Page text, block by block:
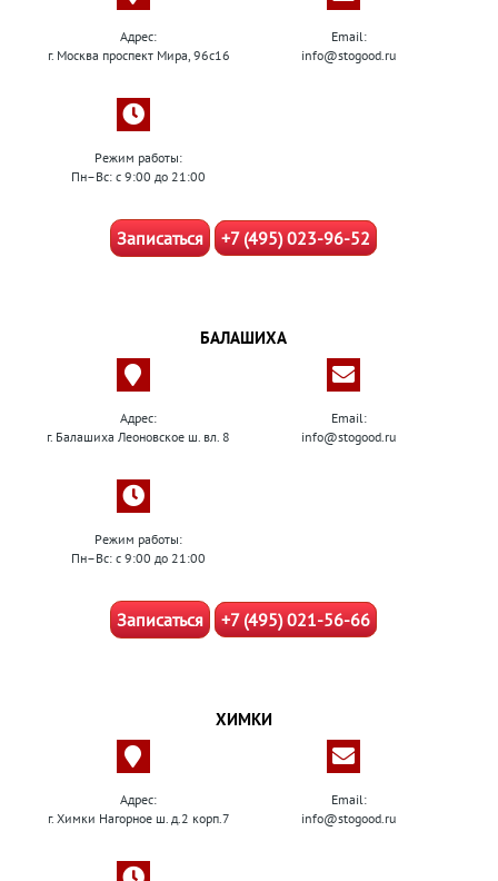
Адрес:
г. Москва проспект Мира, 96с16
Email:
info@stogood.ru
Режим работы:
Пн–Вс: с 9:00 до 21:00
Записаться +7 (495) 023-96-52
БАЛАШИХА
Адрес:
г. Балашиха Леоновское ш. вл. 8
Email:
info@stogood.ru
Режим работы:
Пн–Вс: с 9:00 до 21:00
Записаться +7 (495) 021-56-66
ХИМКИ
Адрес:
г. Химки Нагорное ш. д.2 корп.7
Email:
info@stogood.ru